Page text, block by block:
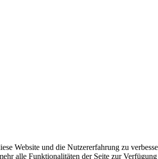
Website und die Nutzererfahrung zu
alle Funktionalitäten der Seite zur Verfügung